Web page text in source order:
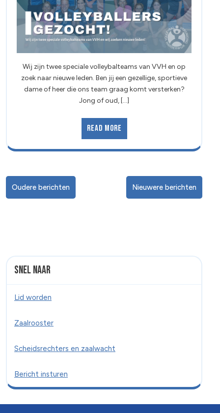
Wij zijn twee speciale volleybalteams van VVH en op
zoek naar nieuwe leden. Ben jij een gezellige, sportieve
dame of heer die ons team graag komt versterken?
Jong of oud, [...]
Read More
Oudere berichten Nieuwere berichten
Snel naar
Lid worden
Zaalrooster
Scheidsrechters en zaalwacht
Bericht insturen